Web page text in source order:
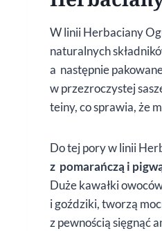
W linii Herbaciany
naturalnych
a następnie
w przezroczystej
teiny, co sprawia, że
Do tej pory w linii
z pomarańczą i
Duże kawałki
i goździki, tworzą
z pewnością sięgnąć